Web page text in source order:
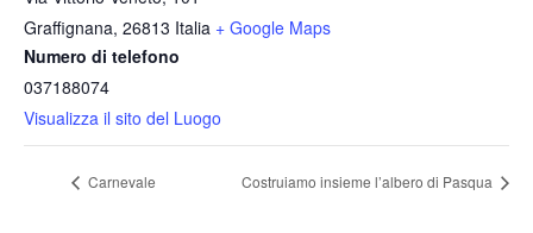
Graffignana, 26813 Italia + Google Maps
Numero di telefono
037188074
Visualizza il sito del Luogo
Carnevale Costruiamo insieme l’albero di Pasqua